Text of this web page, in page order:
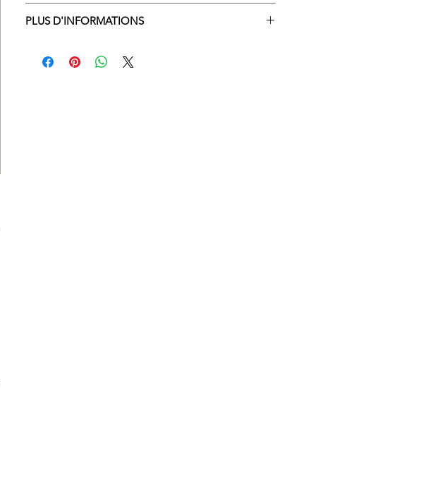
minutes avant l'activité physique et 3 g (½ cuillère)
immédiatement après l'activité physique ou avant d'aller
PLUS D'INFORMATIONS
acide citrique et acide malique ; arôme, extrait de